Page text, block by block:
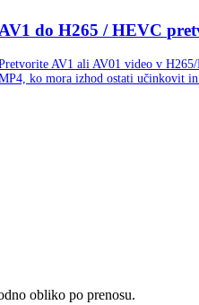
do H265 / HEVC
AV1 ali AV01 video v
ko mora izhod ostati učinkovit
obliko po prenosu.